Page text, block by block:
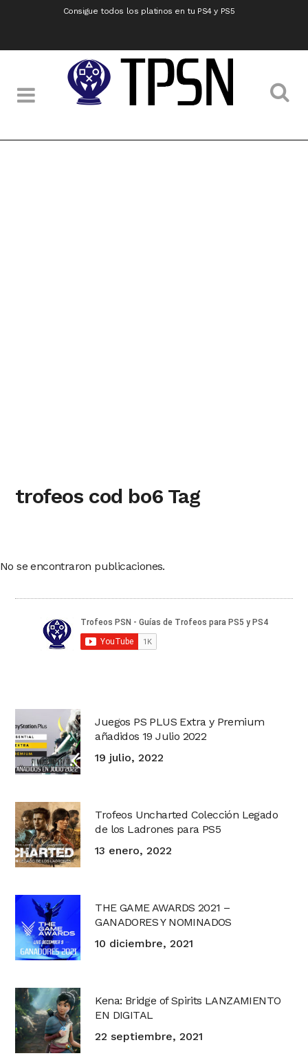
Consigue todos los platinos en tu PS4 y PS5
trofeos cod bo6 Tag
No se encontraron publicaciones.
Juegos PS PLUS Extra y Premium
añadidos 19 Julio 2022
19 julio, 2022
Trofeos Uncharted Colección Legado
de los Ladrones para PS5
13 enero, 2022
THE GAME AWARDS 2021 –
GANADORES Y NOMINADOS
10 diciembre, 2021
Kena: Bridge of Spirits LANZAMIENTO
EN DIGITAL
22 septiembre, 2021